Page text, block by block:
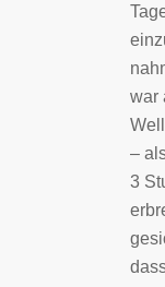
war
–
3